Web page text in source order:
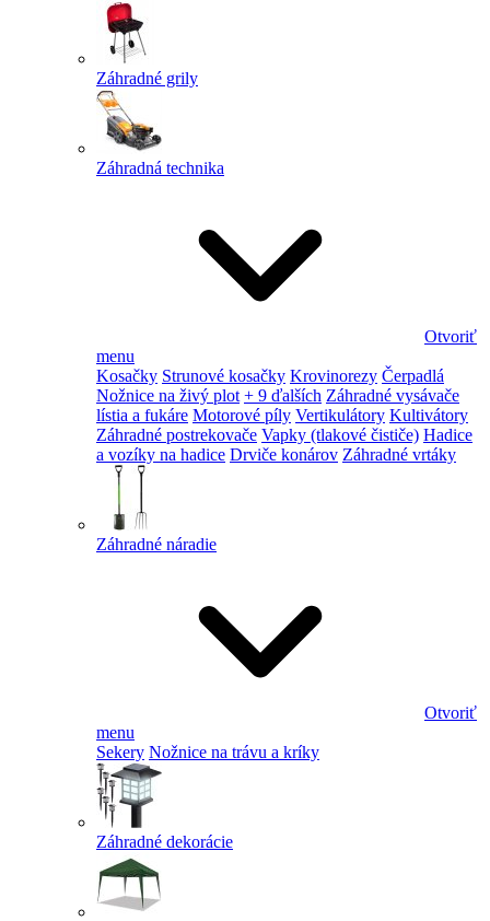
Záhradné grily
Záhradná technika
Otvoriť
menu
Kosačky Strunové kosačky Krovinorezy Čerpadlá
Nožnice na živý plot + 9 ďalších Záhradné vysávače
lístia a fukáre Motorové píly Vertikulátory Kultivátory
Záhradné postrekovače Vapky (tlakové čističe) Hadice
a vozíky na hadice Drviče konárov Záhradné vrtáky
Záhradné náradie
Otvoriť
menu
Sekery Nožnice na trávu a kríky
Záhradné dekorácie